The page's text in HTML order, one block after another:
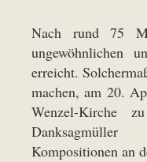
Nach rund 75
ungewöhnlichen
erreicht.
machen, am 20.
Wenzel-Kirche
Kompositionen an